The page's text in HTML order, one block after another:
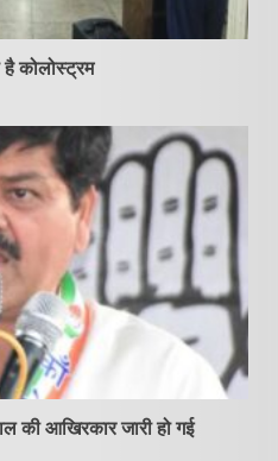
कोलोस्ट्रम
की आखिरकार जारी हो गई